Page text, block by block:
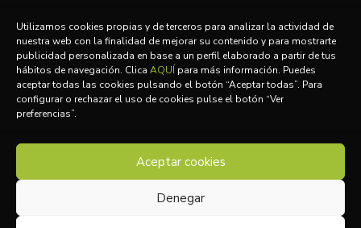
Utilizamos cookies propias y de terceros para analizar la actividad de
nuestra web con la finalidad de mejorar su contenido y para mostrarte
publicidad personalizada en base a un perfil elaborado a partir de tus
hábitos de navegación. Clica AQUÍ para más información. Puedes
aceptar todas las cookies pulsando el botón “Aceptar todas”. Para
configurar o rechazar el uso de cookies pulse el botón “Ver
preferencias”.
Aceptar cookies
Denegar
NEWSLETTER
Suscríbete a nuestra Newsletter
Acepto laPolítica de Privacidad
2023 © ESSER
AVISO LEGAL